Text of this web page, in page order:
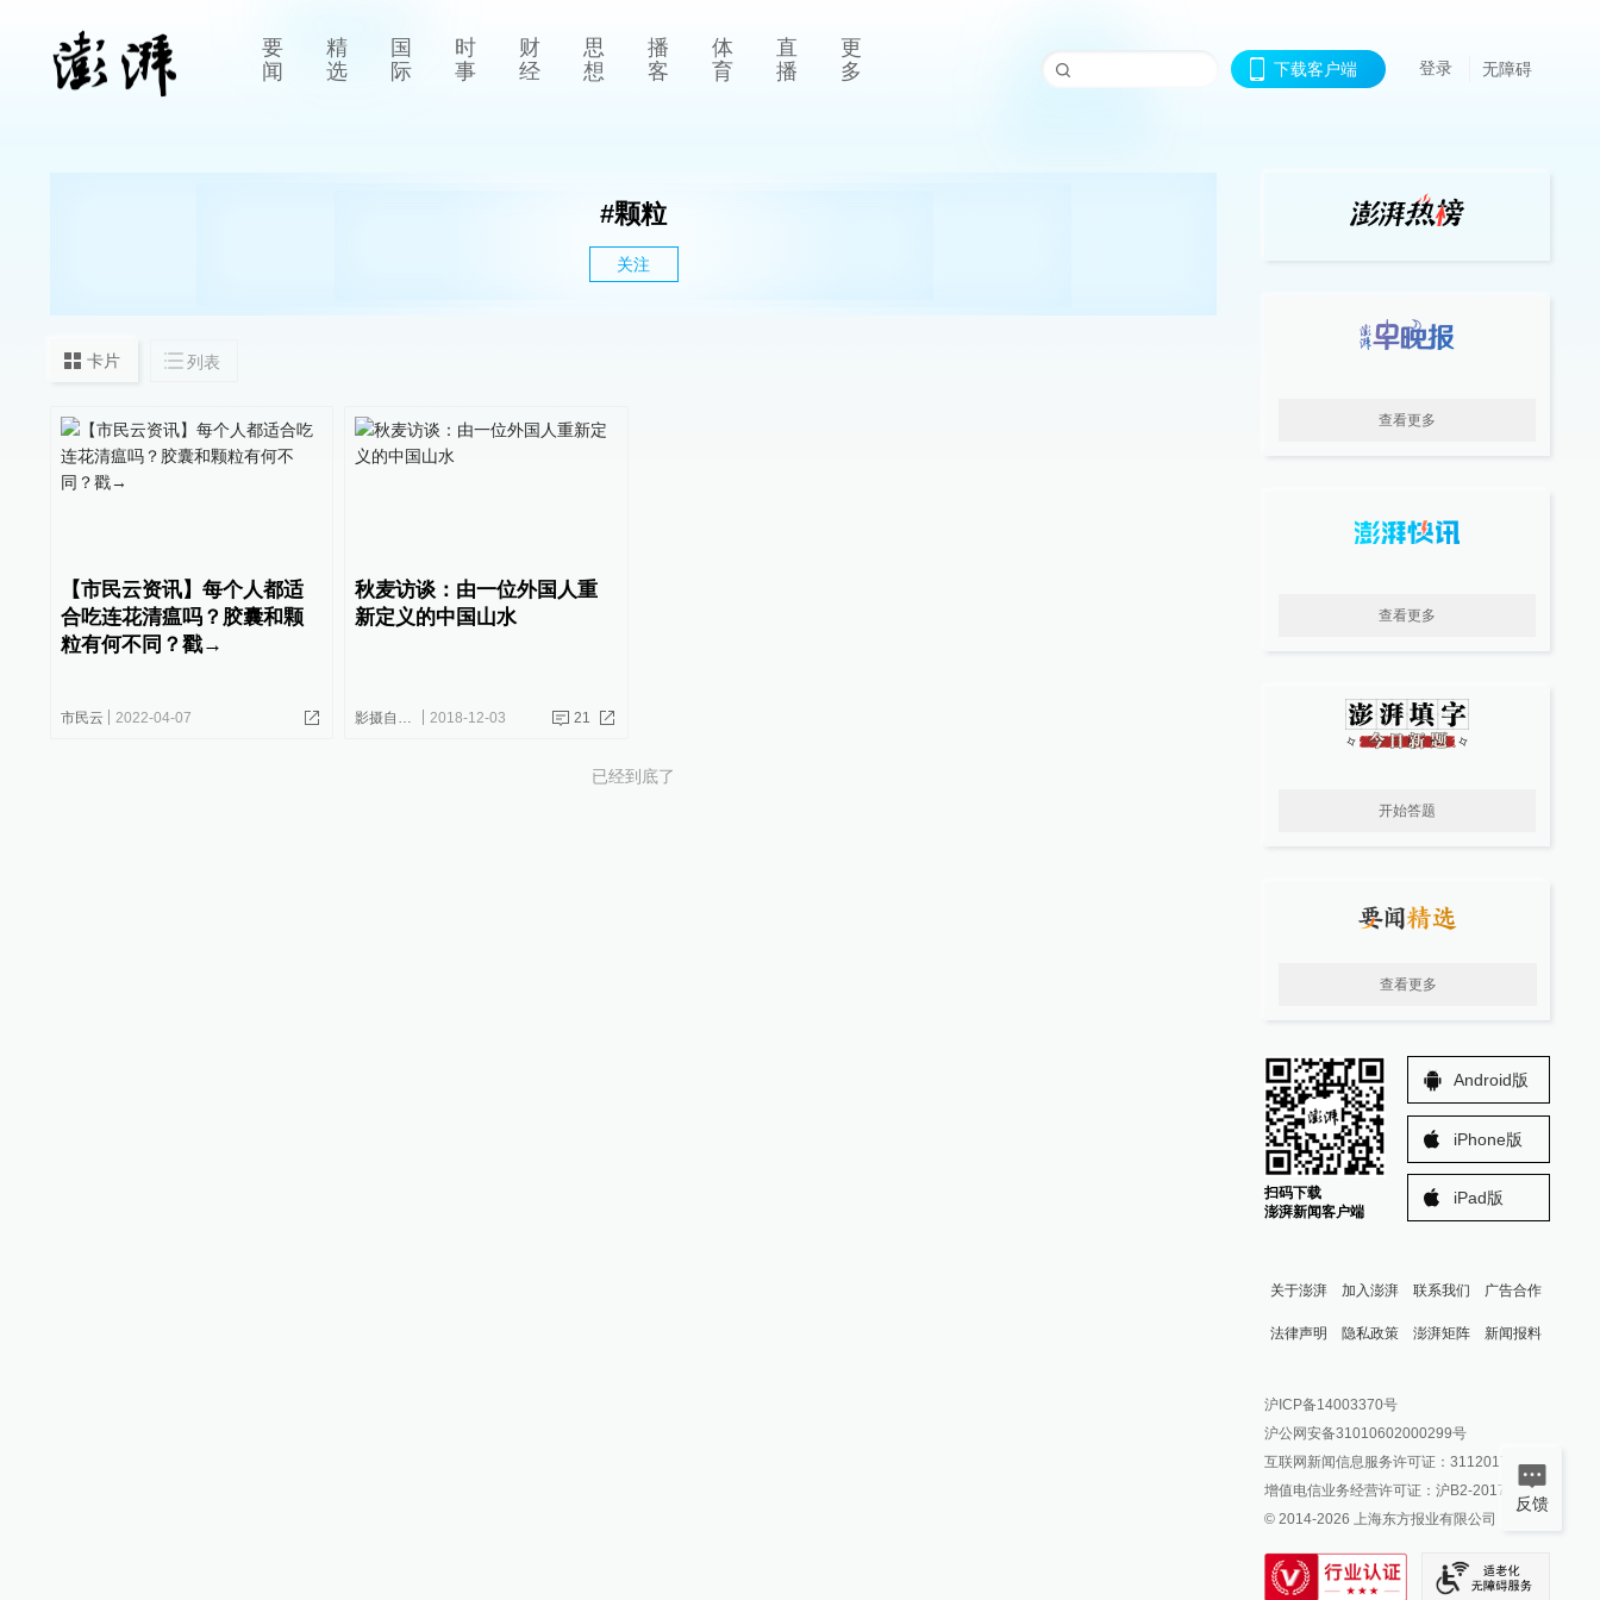
要
闻
精
选
国
际
时
事
财
经
思
想
播
客
体
育
直
播
更
多
下载客户端 登录 无障碍
#颗粒
关注
卡片 列表
【市民云资讯】每个人都适
合吃连花清瘟吗？胶囊和颗
粒有何不同？戳→
市民云 2022-04-07
秋麦访谈：由一位外国人重
新定义的中国山水
影摄自留地 2018-12-03 21
已经到底了
查看更多
查看更多
开始答题
查看更多
扫码下载
澎湃新闻客户端
Android版
iPhone版
iPad版
关于澎湃 加入澎湃 联系我们 广告合作
法律声明 隐私政策 澎湃矩阵
澎湃新闻公众号
澎湃新闻抖音号
派生万物开放平台
IP SHANGHAI
SIXTH TONE
新闻报料
报料邮箱: news@thepaper.cn
沪ICP备14003370号
沪公网安备31010602000299号
互联网新闻信息服务许可证：31120170006
增值电信业务经营许可证：沪B2-2017116
© 2014-2026 上海东方报业有限公司
反馈